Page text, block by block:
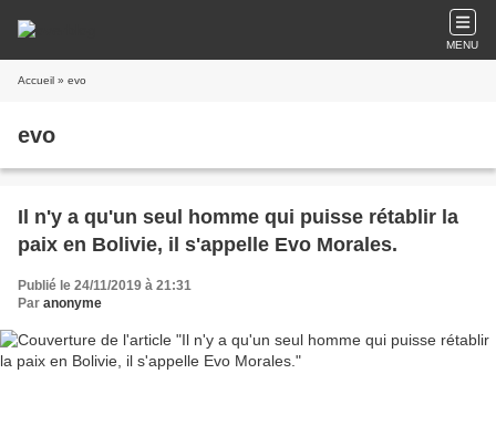
MENU
Accueil » evo
evo
Il n'y a qu'un seul homme qui puisse rétablir la
paix en Bolivie, il s'appelle Evo Morales.
Publié le 24/11/2019 à 21:31
Par anonyme